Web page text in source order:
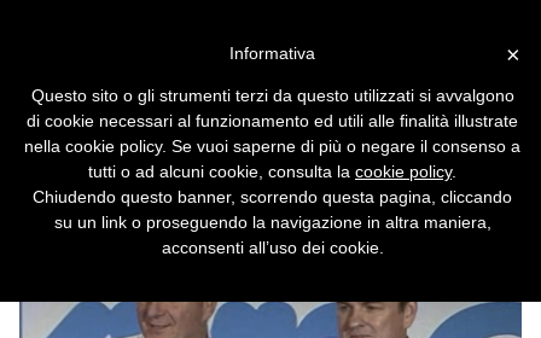
l'acquisizione è ufficiale
Conclusa l'operazione da 8,5 miliardi di
dollari. Il software VoIP verrà integrato su tutti
i prodotti, da Xbox a Windows 8.
×
Informativa
Questo sito o gli strumenti terzi da questo utilizzati si avvalgono
di cookie necessari al funzionamento ed utili alle finalità illustrate
nella cookie policy. Se vuoi saperne di più o negare il consenso a
tutti o ad alcuni cookie, consulta la cookie policy.
Chiudendo questo banner, scorrendo questa pagina, cliccando
su un link o proseguendo la navigazione in altra maniera,
acconsenti all’uso dei cookie.